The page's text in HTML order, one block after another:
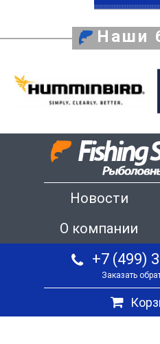
Наши
Новости
О компании
+7 (499)
Заказать